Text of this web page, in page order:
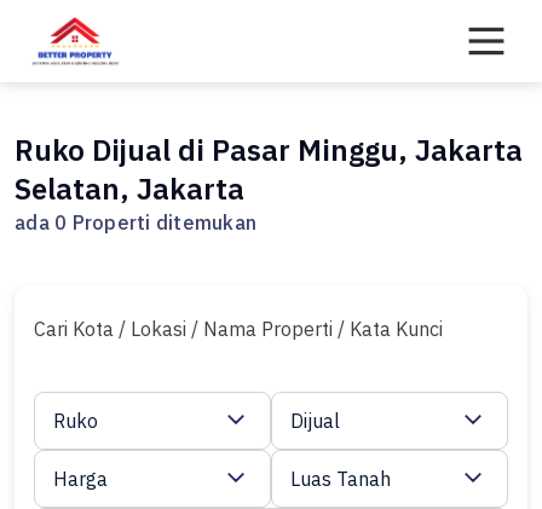
content
Ruko Dijual di Pasar Minggu, Jakarta
Selatan, Jakarta
ada 0 Properti ditemukan
Cari Kota / Lokasi / Nama Properti / Kata Kunci
Ruko Dijual
Harga Luas Tanah